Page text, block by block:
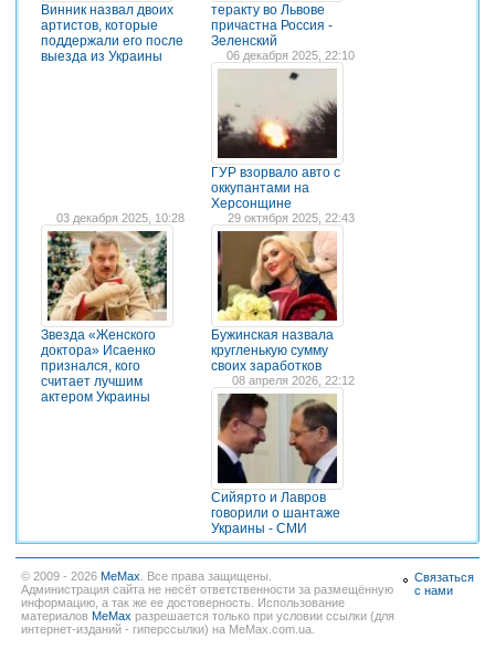
Винник назвал двоих
артистов, которые
поддержали его после
выезда из Украины
теракту во Львове
причастна Россия -
Зеленский
06 декабря 2025, 22:10
ГУР взорвало авто с
оккупантами на
Херсонщине
03 декабря 2025, 10:28
Звезда «Женского
доктора» Исаенко
признался, кого
считает лучшим
актером Украины
29 октября 2025, 22:43
Бужинская назвала
кругленькую сумму
своих заработков
08 апреля 2026, 22:12
Сийярто и Лавров
говорили о шантаже
Украины - СМИ
© 2009 - 2026 MeMax . Все права защищены.
Администрация сайта не несёт ответственности за размещённую
информацию, а так же ее достоверность. Использование
материалов MeMax разрешается только при условии ссылки (для
интернет-изданий - гиперссылки) на MeMax.com.ua.
Связаться
с нами